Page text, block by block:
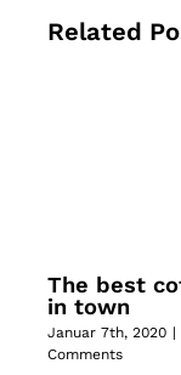
Related
The best
in town
Januar 7th, 2020 |
Comments